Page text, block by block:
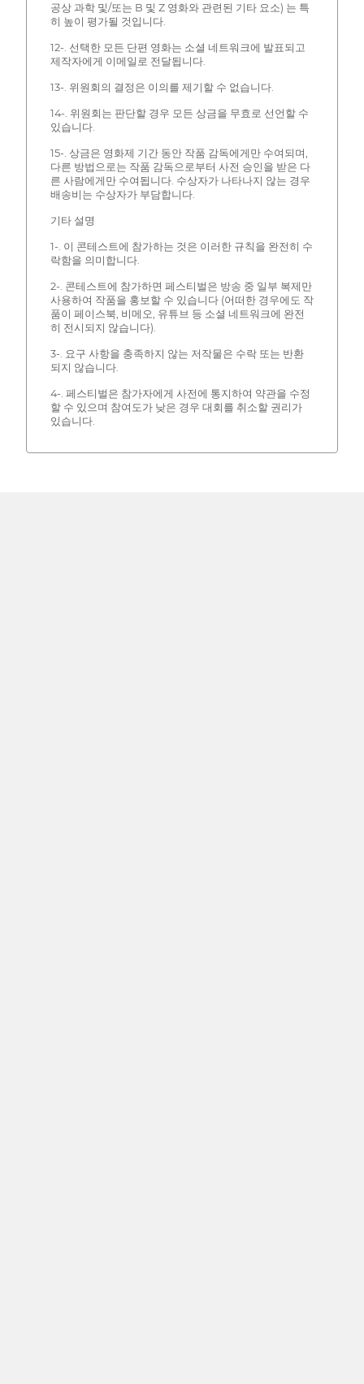
공상 과학 및/또는 B 및 Z 영화와 관련된 기타 요소) 는 특
히 높이 평가될 것입니다.
12-. 선택한 모든 단편 영화는 소셜 네트워크에 발표되고
제작자에게 이메일로 전달됩니다.
13-. 위원회의 결정은 이의를 제기할 수 없습니다.
14-. 위원회는 판단할 경우 모든 상금을 무효로 선언할 수
있습니다.
15-. 상금은 영화제 기간 동안 작품 감독에게만 수여되며,
다른 방법으로는 작품 감독으로부터 사전 승인을 받은 다
른 사람에게만 수여됩니다. 수상자가 나타나지 않는 경우
배송비는 수상자가 부담합니다.
기타 설명
1-. 이 콘테스트에 참가하는 것은 이러한 규칙을 완전히 수
락함을 의미합니다.
2-. 콘테스트에 참가하면 페스티벌은 방송 중 일부 복제만
사용하여 작품을 홍보할 수 있습니다 (어떠한 경우에도 작
품이 페이스북, 비메오, 유튜브 등 소셜 네트워크에 완전
히 전시되지 않습니다).
3-. 요구 사항을 충족하지 않는 저작물은 수락 또는 반환
되지 않습니다.
4-. 페스티벌은 참가자에게 사전에 통지하여 약관을 수정
할 수 있으며 참여도가 낮은 경우 대회를 취소할 권리가
있습니다.